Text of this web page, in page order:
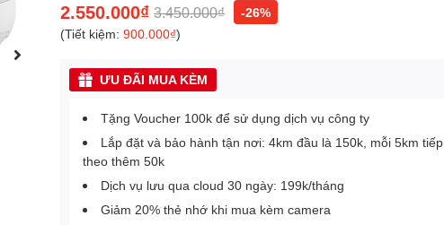
2.550.000₫ 3.450.000₫
-26%
(Tiết kiệm:900.000₫)
ƯU ĐÃI MUA KÈM
Tặng Voucher 100k để sử dụng dịch vụ công ty
Lắp đặt và bảo hành tận nơi: 4km đầu là 150k, mỗi 5km tiếp
theo thêm 50k
Dịch vụ lưu qua cloud 30 ngày: 199k/tháng
Giảm 20% thẻ nhớ khi mua kèm camera